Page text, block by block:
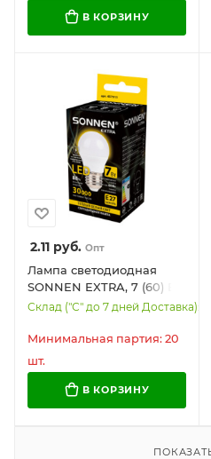
В КОРЗИНУ
2.11 руб. Опт
Лампа светодиодная
SONNEN EXTRA, 7 (60) Вт,
E27, шар, теплый белый,
2700-Е27, 457911
Склад ("С" до 7 дней Доставка):
Минимальная партия: 20
шт.
В КОРЗИНУ